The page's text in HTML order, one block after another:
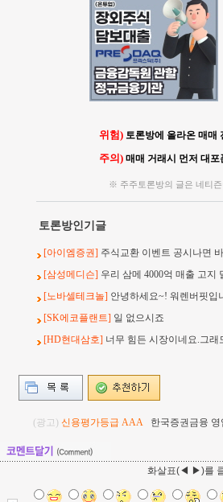
위험) 토론방에 올라온 매매
주의) 매매 거래시 먼저 대
※ 주주토론방의 글은 네티
토론방인기글
[아이엠증권] 주식교환 이벤트 공시나면
[삼성메디슨] 우리 삼메 4000억 매출 고지
[노바셀테크놀] 안녕하세요~! 워렌버핏입
[SK에코플랜트] 일 없으시죠
[HD현대삼호] 너무 힘든 시장이네요.그래
(광고) 신용평가등급 AAA 한국증권금융
화살표(◀ ▶)를